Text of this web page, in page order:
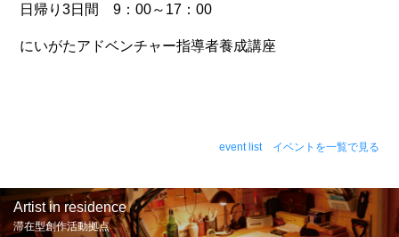
日帰り3日間 9：00～17：00
にいがたアドベンチャー指導者養成講座
event list イベントを一覧で見る
Artist in residence
滞在型創作活動拠点